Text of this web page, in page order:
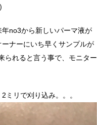
no3から新しいパーマ液が
ナーにいち早くサンプルが
られると言う事で、モニター
リで刈り込み。。。